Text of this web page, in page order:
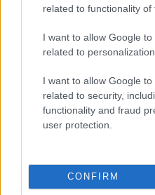
related to functionality of
I want to allow Google
related to personalization.
I want to allow Google
related to security,
functionality and fraud
user protection.
CONFIRM